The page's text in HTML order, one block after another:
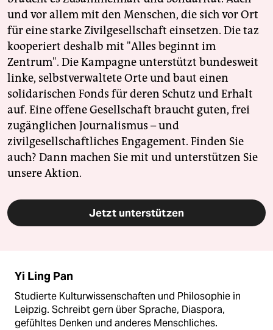
und vor allem mit den Menschen, die sich vor Ort
für eine starke Zivilgesellschaft einsetzen. Die taz
kooperiert deshalb mit "Alles beginnt im
Zentrum". Die Kampagne unterstützt bundesweit
linke, selbstverwaltete Orte und baut einen
solidarischen Fonds für deren Schutz und Erhalt
auf. Eine offene Gesellschaft braucht guten, frei
zugänglichen Journalismus – und
zivilgesellschaftliches Engagement. Finden Sie
auch? Dann machen Sie mit und unterstützen Sie
unsere Aktion.
Jetzt unterstützen
Yi Ling Pan
Studierte Kulturwissenschaften und Philosophie in
Leipzig. Schreibt gern über Sprache, Diaspora,
gefühltes Denken und anderes Menschliches.